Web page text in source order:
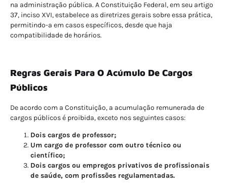
na administração pública. A Constituição Federal, em seu artigo
37, inciso XVI, estabelece as diretrizes gerais sobre essa prática,
permitindo-a em casos específicos, desde que haja
compatibilidade de horários.
Regras Gerais Para O Acúmulo De Cargos
Públicos
De acordo com a Constituição, a acumulação remunerada de
cargos públicos é proibida, exceto nos seguintes casos:
Dois cargos de professor;
Um cargo de professor com outro técnico ou
científico;
Dois cargos ou empregos privativos de profissionais
de saúde, com profissões regulamentadas.